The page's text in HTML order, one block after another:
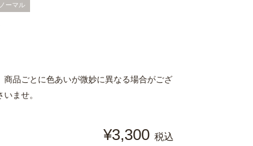
ノーマル
商品ごとに色あいが微妙に異なる場合がござ
ませ。
¥3,300 税込